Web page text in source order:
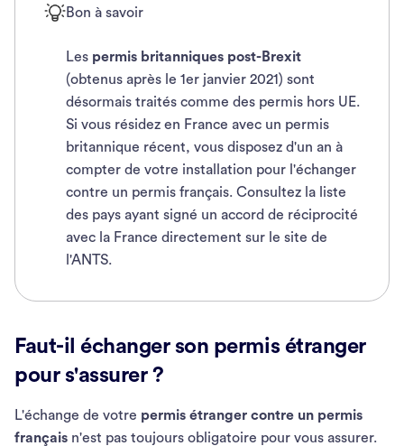
Bon à savoir
Les permis britanniques post-Brexit
(obtenus après le 1er janvier 2021) sont
désormais traités comme des permis hors UE.
Si vous résidez en France avec un permis
britannique récent, vous disposez d'un an à
compter de votre installation pour l'échanger
contre un permis français. Consultez la liste
des pays ayant signé un accord de réciprocité
avec la France directement sur le site de
l'ANTS.
Faut-il échanger son permis étranger
pour s'assurer ?
L'échange de votre permis étranger contre un permis
français n'est pas toujours obligatoire pour vous assurer.